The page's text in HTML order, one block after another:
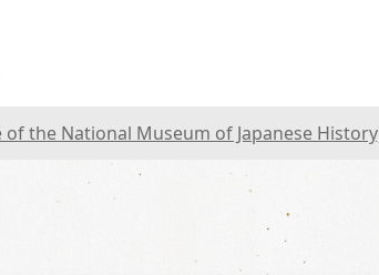
the National Museum of Japanese